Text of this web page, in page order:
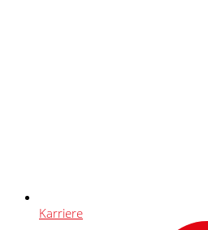
Karriere